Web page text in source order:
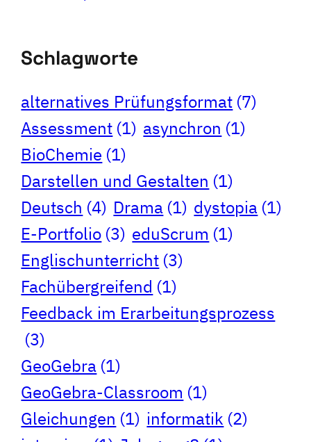
Schlagworte
alternatives Prüfungsformat (7)
Assessment (1) asynchron (1)
BioChemie (1)
Darstellen und Gestalten (1)
Deutsch (4) Drama (1) dystopia (1)
E-Portfolio (3) eduScrum (1)
Englischunterricht (3)
Fachübergreifend (1)
Feedback im Erarbeitungsprozess
(3)
GeoGebra (1)
GeoGebra-Classroom (1)
Gleichungen (1) informatik (2)